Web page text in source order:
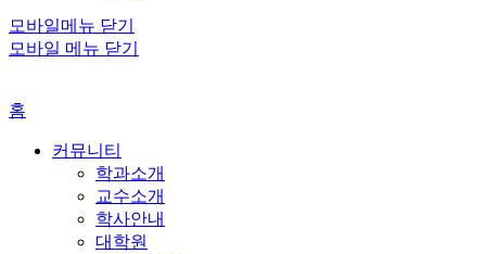
모바일메뉴 닫기
모바일 메뉴 닫기
홈
커뮤니티
학과소개
교수소개
학사안내
대학원